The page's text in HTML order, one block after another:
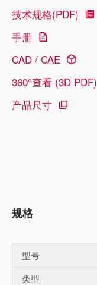
技术规格(PDF)
手册
CAD / CAE
360°查看 (3D PDF)
产品尺寸
规格
型号
类型